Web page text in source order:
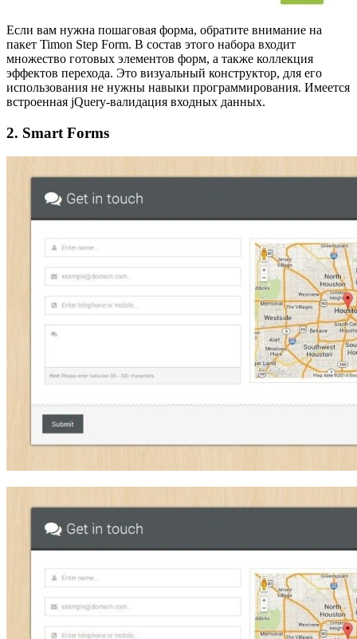
Если вам нужна пошаговая форма, обратите внимание на
пакет Timon Step Form. В состав этого набора входит
множество готовых элементов форм, а также коллекция
эффектов перехода. Это визуальный конструктор, для его
использования не нужны навыки программирования. Имеется
встроенная jQuery-валидация входных данных.
2. Smart Forms